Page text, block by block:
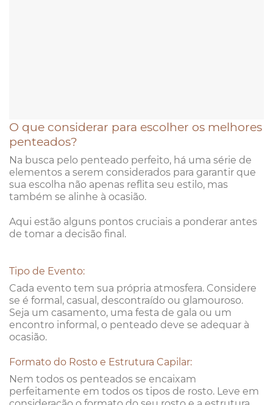
O que considerar para escolher os melhores
penteados?
Na busca pelo penteado perfeito, há uma série de
elementos a serem considerados para garantir que
sua escolha não apenas reflita seu estilo, mas
também se alinhe à ocasião.
Aqui estão alguns pontos cruciais a ponderar antes
de tomar a decisão final.
Tipo de Evento:
Cada evento tem sua própria atmosfera. Considere
se é formal, casual, descontraído ou glamouroso.
Seja um casamento, uma festa de gala ou um
encontro informal, o penteado deve se adequar à
ocasião.
Formato do Rosto e Estrutura Capilar:
Nem todos os penteados se encaixam
perfeitamente em todos os tipos de rosto. Leve em